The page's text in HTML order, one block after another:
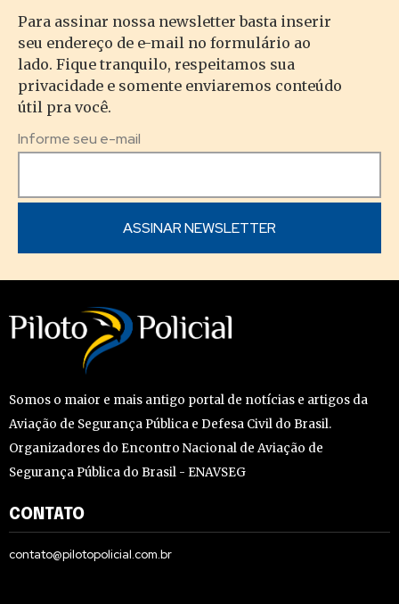
Para assinar nossa newsletter basta inserir
seu endereço de e-mail no formulário ao
lado. Fique tranquilo, respeitamos sua
privacidade e somente enviaremos conteúdo
útil pra você.
Informe seu e-mail
Somos o maior e mais antigo portal de notícias e artigos da
Aviação de Segurança Pública e Defesa Civil do Brasil.
Organizadores do Encontro Nacional de Aviação de
Segurança Pública do Brasil - ENAVSEG
CONTATO
contato@pilotopolicial.com.br